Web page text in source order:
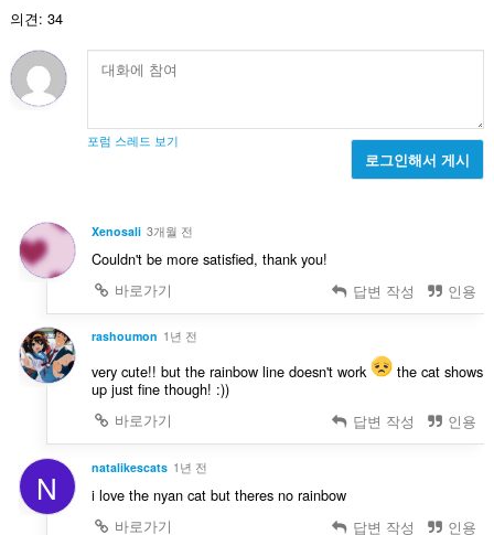
의견: 34
포럼 스레드 보기
로그인해서 게시
Xenosali 3개월 전
Couldn't be more satisfied, thank you!
바로가기
답변 작성 인용
rashoumon 1년 전
very cute!! but the rainbow line doesn't work
the cat shows
up just fine though! :))
바로가기
답변 작성 인용
N natalikescats 1년 전
i love the nyan cat but theres no rainbow
바로가기
답변 작성 인용